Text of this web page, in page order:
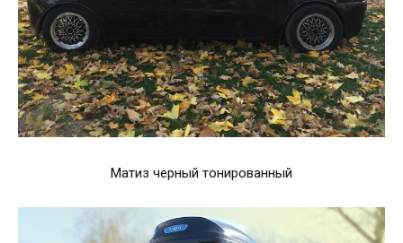
Матиз черный тонированный